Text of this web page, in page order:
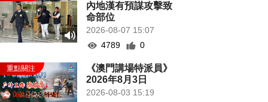
內地漢有預謀攻擊致
命部位
2026-08-07 15:07
4789
0
《澳門講場特派員》
2026年8月3日
2026-08-03 15:19